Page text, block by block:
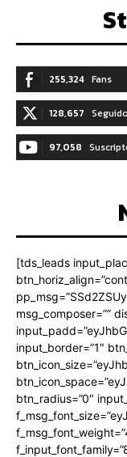
255,324 Fans
128,657
97,058
[tds_leads
msg_composer=””
input_border=”1″
btn_radius=”0″